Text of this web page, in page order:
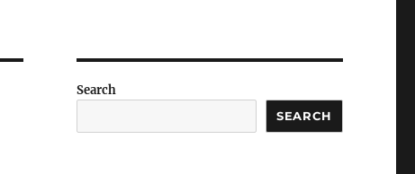
Search
SEARCH